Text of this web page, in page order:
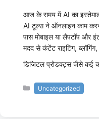
आज के समय में AI का
AI टूल्स ने ऑनलाइन काम
पास मोबाइल या लैपटॉप
मदद से कंटेंट राइटिंग,
डिजिटल प्रोडक्ट्स जैसे कई
Categories
Uncategorized